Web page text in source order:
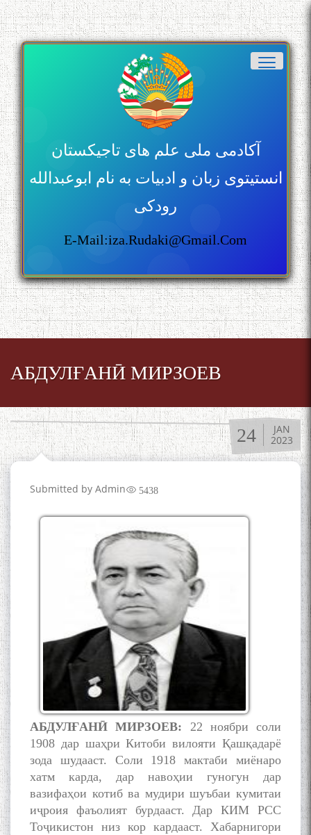
آکادمی ملی علم های تاجیکستان
انستیتوی زبان و ادبیات به نام ابوعبدالله
رودکی
E-Mail:iza.rudaki@gmail.com
АБДУЛҒАНӢ МИРЗОЕВ
24
JAN
2023
Submitted by Admin 5438
АБДУЛҒАНӢ МИРЗОЕВ: 22 ноябри соли
1908 дар шаҳри Китоби вилояти Қашқадарё
зода шудааст. Соли 1918 мактаби миёнаро
хатм карда, дар навоҳии гуногун дар
вазифаҳои котиб ва мудири шуъбаи кумитаи
иҷроия фаъолият бурдааст. Дар КИМ РСС
Тоҷикистон низ кор кардааст. Хабарнигори